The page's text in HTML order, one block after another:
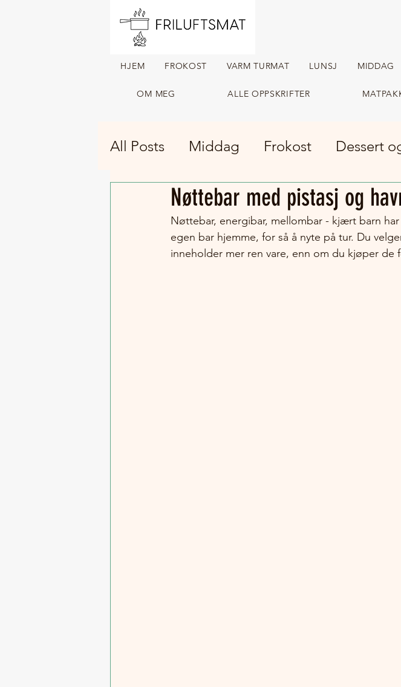
HJEM FROKOST VARM TURMAT LUNSJ MIDDAG
OM MEG ALLE OPPSKRIFTER
All Posts Middag Frokost Dessert
Tørket turmat Varm turmat
Nøttebar med pistasj og
Nøttebar, energibar, mellombar - kjært barn
egen bar hjemme, for så å nyte på tur. Du
inneholder mer ren vare, enn om du kjøper de